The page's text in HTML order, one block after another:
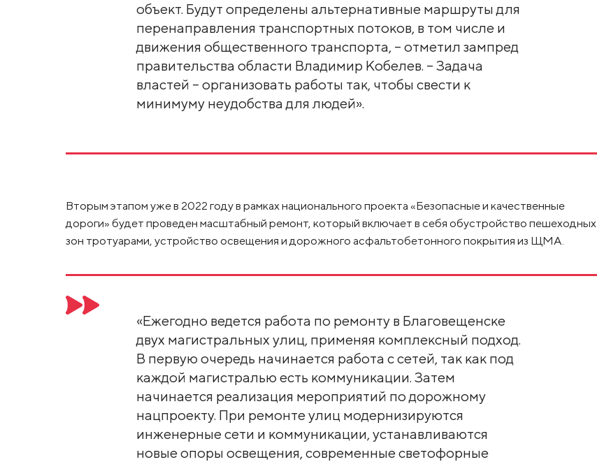
объект. Будут определены альтернативные маршруты для
перенаправления транспортных потоков, в том числе и
движения общественного транспорта, – отметил зампред
правительства области Владимир Кобелев. – Задача
властей – организовать работы так, чтобы свести к
минимуму неудобства для людей».
Вторым этапом уже в 2022 году в рамках национального проекта «Безопасные и качественные
дороги» будет проведен масштабный ремонт, который включает в себя обустройство пешеходных
зон тротуарами, устройство освещения и дорожного асфальтобетонного покрытия из ЩМА.
«Ежегодно ведется работа по ремонту в Благовещенске
двух магистральных улиц, применяя комплексный подход.
В первую очередь начинается работа с сетей, так как под
каждой магистралью есть коммуникации. Затем
начинается реализация мероприятий по дорожному
нацпроекту. При ремонте улиц модернизируются
инженерные сети и коммуникации, устанавливаются
новые опоры освещения, современные светофорные